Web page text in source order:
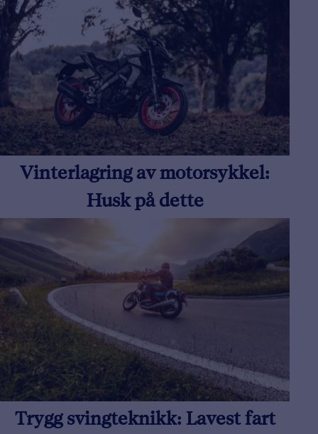
Vinterlagring av motorsykkel:
Husk på dette
Trygg svingteknikk: Lavest fart